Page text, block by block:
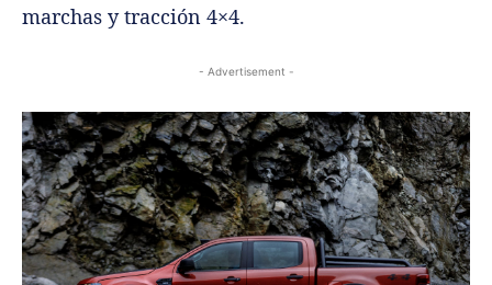
marchas y tracción 4×4.
- Advertisement -